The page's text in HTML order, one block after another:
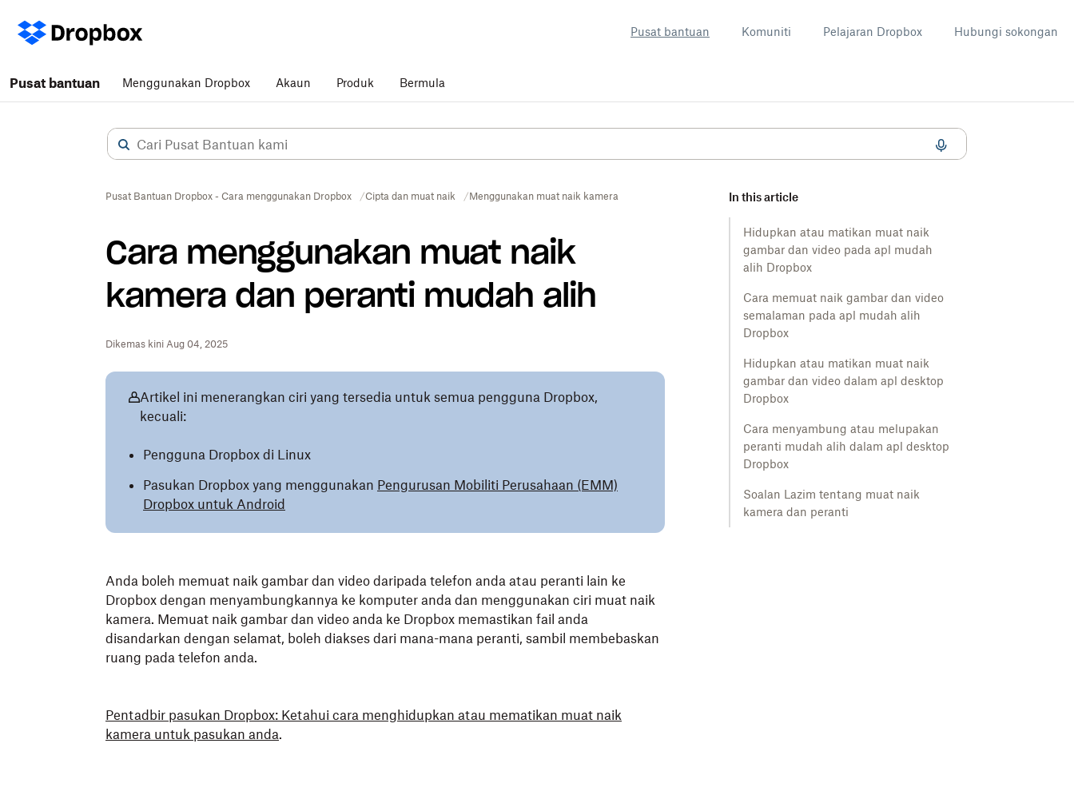
Pusat bantuan Komuniti Pelajaran Dropbox Hubungi sokongan
Pusat bantuan Menggunakan Dropbox Akaun Produk Bermula
Pusat Bantuan Dropbox - Cara menggunakan Dropbox Cipta dan muat naik Menggunakan muat naik kamera
Cara menggunakan muat naik
kamera dan peranti mudah alih
Dikemas kini Aug 04, 2025
In this article
Hidupkan atau matikan muat naik
gambar dan video pada apl mudah
alih Dropbox
Cara memuat naik gambar dan video
semalaman pada apl mudah alih
Dropbox
Hidupkan atau matikan muat naik
gambar dan video dalam apl desktop
Dropbox
Cara menyambung atau melupakan
peranti mudah alih dalam apl desktop
Dropbox
Soalan Lazim tentang muat naik
kamera dan peranti
Artikel ini menerangkan ciri yang tersedia untuk semua pengguna Dropbox,
kecuali:
Pengguna Dropbox di Linux
Pasukan Dropbox yang menggunakan Pengurusan Mobiliti Perusahaan (EMM)
Dropbox untuk Android
Anda boleh memuat naik gambar dan video daripada telefon anda atau peranti lain ke
Dropbox dengan menyambungkannya ke komputer anda dan menggunakan ciri muat naik
kamera. Memuat naik gambar dan video anda ke Dropbox memastikan fail anda
disandarkan dengan selamat, boleh diakses dari mana-mana peranti, sambil membebaskan
ruang pada telefon anda.
Pentadbir pasukan Dropbox: Ketahui cara menghidupkan atau mematikan muat naik
kamera untuk pasukan anda.